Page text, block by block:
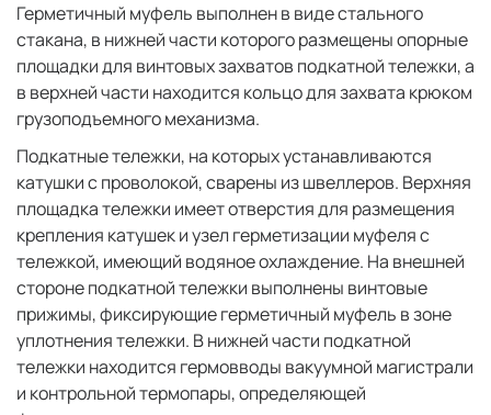
Герметичный муфель выполнен в виде стального
стакана, в нижней части которого размещены опорные
площадки для винтовых захватов подкатной тележки, а
в верхней части находится кольцо для захвата крюком
грузоподъемного механизма.
Подкатные тележки, на которых устанавливаются
катушки с проволокой, сварены из швеллеров. Верхняя
площадка тележки имеет отверстия для размещения
крепления катушек и узел герметизации муфеля с
тележкой, имеющий водяное охлаждение. На внешней
стороне подкатной тележки выполнены винтовые
прижимы, фиксирующие герметичный муфель в зоне
уплотнения тележки. В нижней части подкатной
тележки находится гермовводы вакуумной магистрали
и контрольной термопары, определяющей